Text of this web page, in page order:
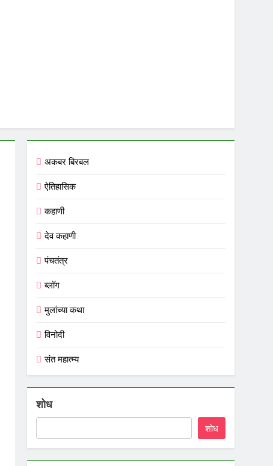
अकबर बिरबल
ऐतिहासिक
कहाणी
देव कहाणी
पंचतंत्र
ब्लॉग
मुलांच्या कथा
विनोदी
संत महात्म्य
शोध
शोध